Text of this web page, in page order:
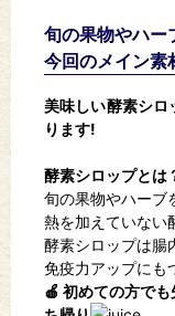
旬の果物やハー
今回のメイン素
美味しい酵素シロ
ります!
酵素シロップとは
旬の果物やハーブ
熱を加えていない
酵素シロップは腸
免疫力アップにも
🍎 初めての方で